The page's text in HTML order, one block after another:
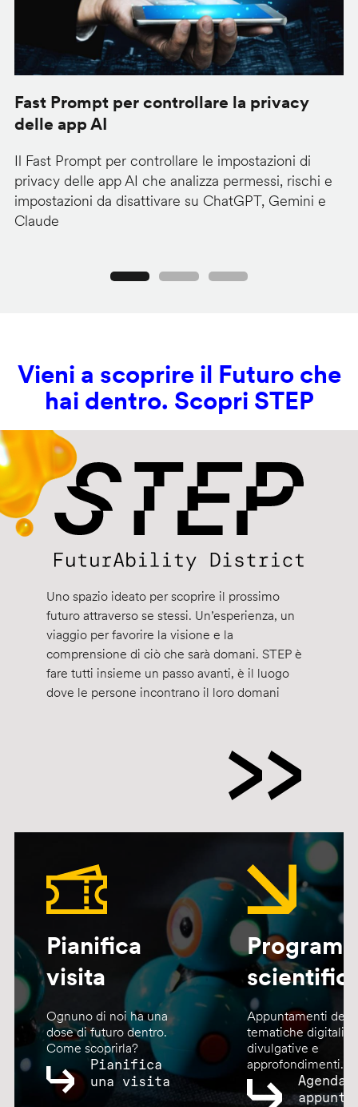
Fast Prompt per controllare la privacy
delle app AI
Il Fast Prompt per controllare le impostazioni di
privacy delle app AI che analizza permessi, rischi e
impostazioni da disattivare su ChatGPT, Gemini e
Claude
Vieni a scoprire il Futuro che
hai dentro. Scopri STEP
Uno spazio ideato per scoprire il prossimo
futuro attraverso se stessi. Un’esperienza, un
viaggio per favorire la visione e la
comprensione di ciò che sarà domani. STEP è
fare tutti insieme un passo avanti, è il luogo
dove le persone incontrano il loro domani
Pianifica
visita
Ognuno di noi ha una
dose di futuro dentro.
Come scoprirla?
Pianifica
una visita
Appuntamenti
tematiche digitali,
divulgative e
approfondimenti.
Agenda